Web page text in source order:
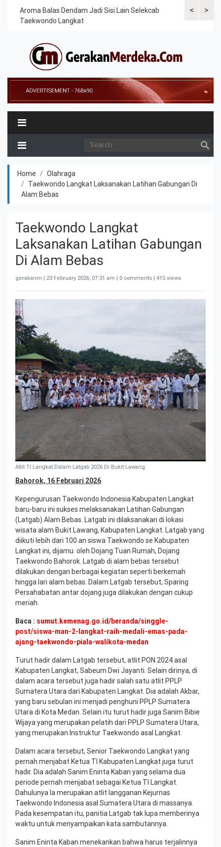
<
Aroma Balas Dendam Jadi Sisi Lain Selekcab
Taekwondo Langkat
>
Home
Olahraga
Taekwondo Langkat Laksanakan Latihan Gabungan Di
Alam Bebas
Taekwondo Langkat
Laksanakan Latihan Gabungan
Di Alam Bebas
gerakanm | 23 February 2026, 07:31 am | 0 comments | 415 views
Atlit TI Langkat Dalam Latgab 2026 Di Bukit Lawang
Bahorok, 16 Februari 2026
Kepengurusan Taekwondo Indonesia Kabupaten Langkat
baru-baru ini sukses melaksanakan Latihan Gabungan
(Latgab) Alam Bebas. Latgab ini dilaksanakan di lokasi
wisata alam Bukit Lawang, Kabupaten Langkat. Latgab yang
diikuti lebih dari 100 an siswa Taekwondo se Kabupaten
Langkat ini, dijamu oleh Dojang Tuan Rumah, Dojang
Taekwondo Bahorok. Latgab di alam bebas tersebut
dilakukan dengan berbagai kegiatan seperti berkemah
hingga lari alam bebas. Dalam Latgab tersebut, Sparing
Persahabatan antar dojang juga dilakukan dengan cukup
meriah.
Baca : sumut.kemenag.go.id/beranda/singgle-
post/siswa-man-2-langkat-raih-medali-emas-pada-
ajang-taekwondo-piala-walikota-medan
Turut hadir dalam Latgab tersebut, atlit PON 2024 asal
Kabupaten Langkat, Sabeum Dwi Jayanti. Selain dirinya, di
dalam acara tersebut juga hadir salah satu atlit PPLP
Sumatera Utara dari Kabupaten Langkat. Dia adalah Akbar,
yang baru sebulan ini menjadi penghuni PPLP Sumatera
Utara di Kota Medan. Selain itu turut hadir juga Sanim Bibie
Wijaya yang merupakan pelatih dari PPLP Sumatera Utara,
yang merupakan Instruktur Taekwondo asal Langkat.
Dalam acara tersebut, Senior Taekwondo Langkat yang
pernah menjabat Ketua TI Kabupaten Langkat juga turut
hadir. Dia adalah Sanim Eninta Kaban yang selama dua
periode pernah menjabat sebagai Ketua TI Langkat.
Dahulunya Ia merupakan atlit langganan Kejurnas
Taekwondo Indonesia asal Sumatera Utara di massanya.
Pada kesempatan itu, panitia Latgab tak lupa memberinya
waktu untuk menyampaikan kata sambutannya.
Sanim Eninta Kaban menekankan bahwa harus terjalinnya